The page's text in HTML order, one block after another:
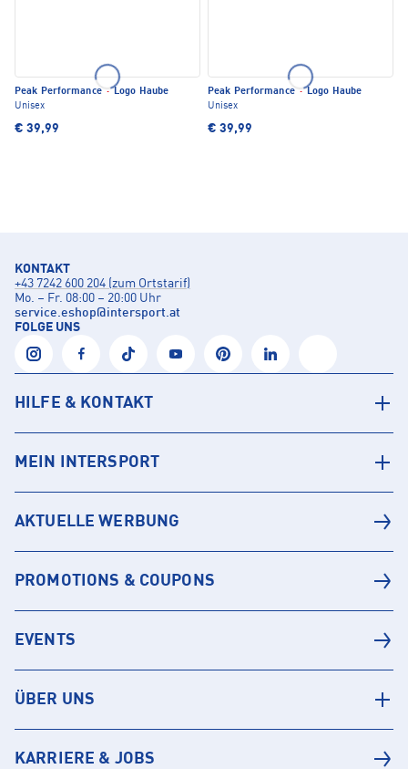
Peak Performance ·Logo Haube
Unisex
€ 39,99
Peak Performance ·Logo Haube
Unisex
€ 39,99
KONTAKT
+43 7242 600 204 (zum Ortstarif)
Mo. – Fr. 08:00 – 20:00 Uhr
service.eshop@intersport.at
FOLGE UNS
HILFE & KONTAKT
MEIN INTERSPORT
AKTUELLE WERBUNG
PROMOTIONS & COUPONS
EVENTS
ÜBER UNS
KARRIERE & JOBS